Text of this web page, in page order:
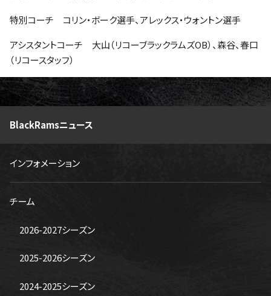
特別コーチ コリン・ボーク選手、アレックス・ウォントン選手
アシスタントコーチ 大山（リコーブラックラムズOB）、森谷、春口
（リコースタッフ）
BlackRamsニュース
インフォメーション
チーム
2026-2027シーズン
2025-2026シーズン
2024-2025シーズン